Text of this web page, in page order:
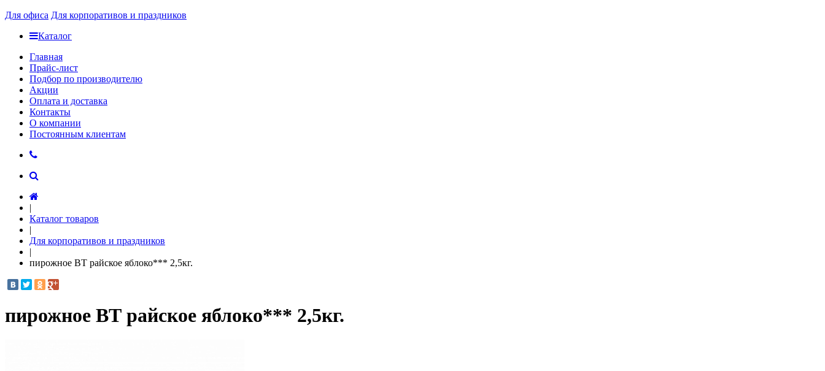
Для офиса Для корпоративов и праздников
Каталог
Главная
Прайс-лист
Подбор по производителю
Акции
Оплата и доставка
Контакты
О компании
Постоянным клиентам
|
Каталог товаров
|
Для корпоративов и праздников
|
пирожное ВТ райское яблоко*** 2,5кг.
пирожное ВТ райское яблоко*** 2,5кг.